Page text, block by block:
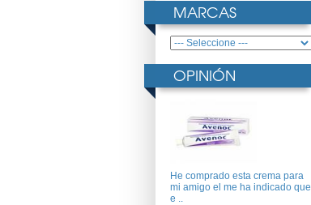
MARCAS
OPINIÓN
He comprado esta crema para
mi amigo el me ha indicado que
e ..